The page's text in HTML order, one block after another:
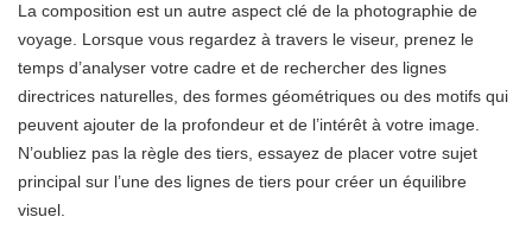
La composition est un autre aspect clé de la photographie de
voyage. Lorsque vous regardez à travers le viseur, prenez le
temps d’analyser votre cadre et de rechercher des lignes
directrices naturelles, des formes géométriques ou des motifs qui
peuvent ajouter de la profondeur et de l’intérêt à votre image.
N’oubliez pas la règle des tiers, essayez de placer votre sujet
principal sur l’une des lignes de tiers pour créer un équilibre
visuel.